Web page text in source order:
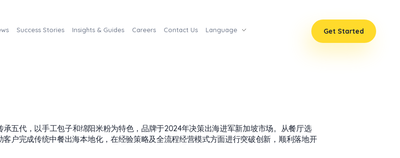
Success Stories Insights & Guides Careers Contact Us Language Get Started
五代，以手工包子和绵阳米粉为特色，品牌于2024年决策出海进军新加坡市场。从餐厅选
户完成传统中餐出海本地化，在经验策略及全流程经营模式方面进行突破创新，顺利落地开